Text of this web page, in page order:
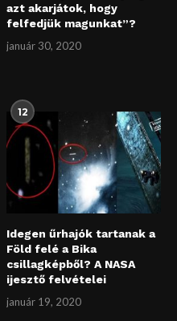
azt akarjátok, hogy
felfedjük magunkat”?
január 30, 2020
12
Idegen űrhajók tartanak a
Föld felé a Bika
csillagképből? A NASA
ijesztő felvételei
január 19, 2020